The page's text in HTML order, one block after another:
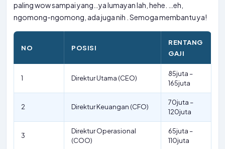
paling wow sampai yang…ya lumayan lah, hehe. …eh,
ngomong-ngomong, ada juga nih . Semoga membantu ya!
NO POSISI
RENTANG
GAJI
1 Direktur Utama (CEO)
85juta –
165juta
2 Direktur Keuangan (CFO)
70juta –
120juta
3
Direktur Operasional
(COO)
65juta –
110juta